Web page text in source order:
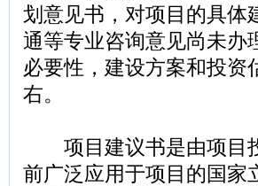
划意见书，对项目的具体
通等专业咨询意见尚未办
必要性，建设方案和投资
右。
项目建议书是由项目
前广泛应用于项目的国家